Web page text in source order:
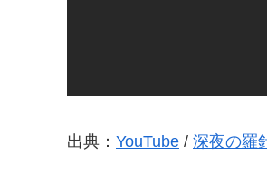
出典： YouTube / 深夜の羅